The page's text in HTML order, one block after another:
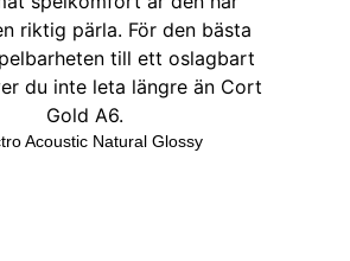
Acoustic Natural Glossy